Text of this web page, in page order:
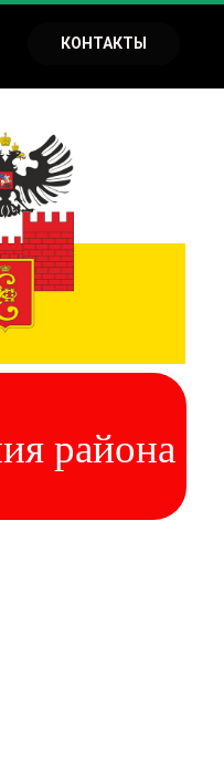
КОНТАКТЫ
района